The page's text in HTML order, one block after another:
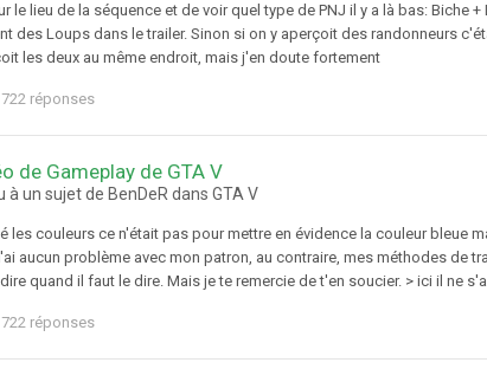
le lieu de la séquence et de voir quel type de PNJ il y a là bas: Biche
des Loups dans le trailer. Sinon si on y aperçoit des randonneurs
les deux au même endroit, mais j'en doute fortement
réponses
de Gameplay de GTA V
à un sujet de BenDeR dans GTA V
les couleurs ce n'était pas pour mettre en évidence la couleur bleue
aucun problème avec mon patron, au contraire, mes méthodes de
quand il faut le dire. Mais je te remercie de t'en soucier. > ici il ne
réponses